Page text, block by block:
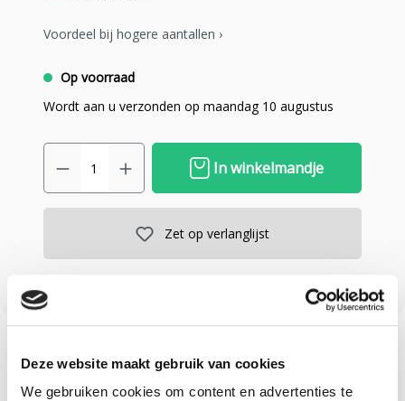
Deze website maakt gebruik van cookies
We gebruiken cookies om content en advertenties te
Voordeel bij hogere aantallen ›
Op voorraad
Wordt aan u verzonden op maandag 10 augustus
In winkelmandje
Zet op verlanglijst
Omschrijving